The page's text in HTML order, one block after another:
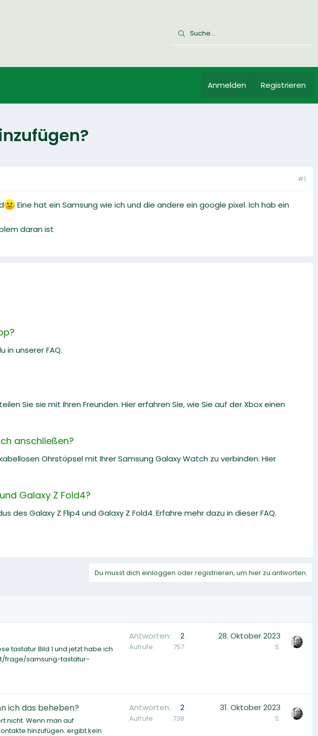
Anmelden Registrieren
#1
Eine hat ein Samsung wie ich und die andere ein google pixel. Ich hab ein
daran ist
in unserer FAQ.
Sie sie mit Ihren Freunden. Hier erfahren Sie, wie Sie auf der Xbox einen
anschließen?
Ohrstöpsel mit Ihrer Samsung Galaxy Watch zu verbinden. Hier
Galaxy Z Fold4?
Galaxy Z Flip4 und Galaxy Z Fold4. Erfahre mehr dazu in dieser FAQ.
Du musst dich einloggen oder registrieren, um hier zu antworten.
tastatur Bild 1 und jetzt habe ich
frage/samsung-tastatur-
Antworten 2
Aufrufe 757
28. Oktober 2023
S.
ich das beheben?
nicht. Wenn man auf
hinzufügen. ergibt kein
Antworten 2
Aufrufe 738
31. Oktober 2023
S.